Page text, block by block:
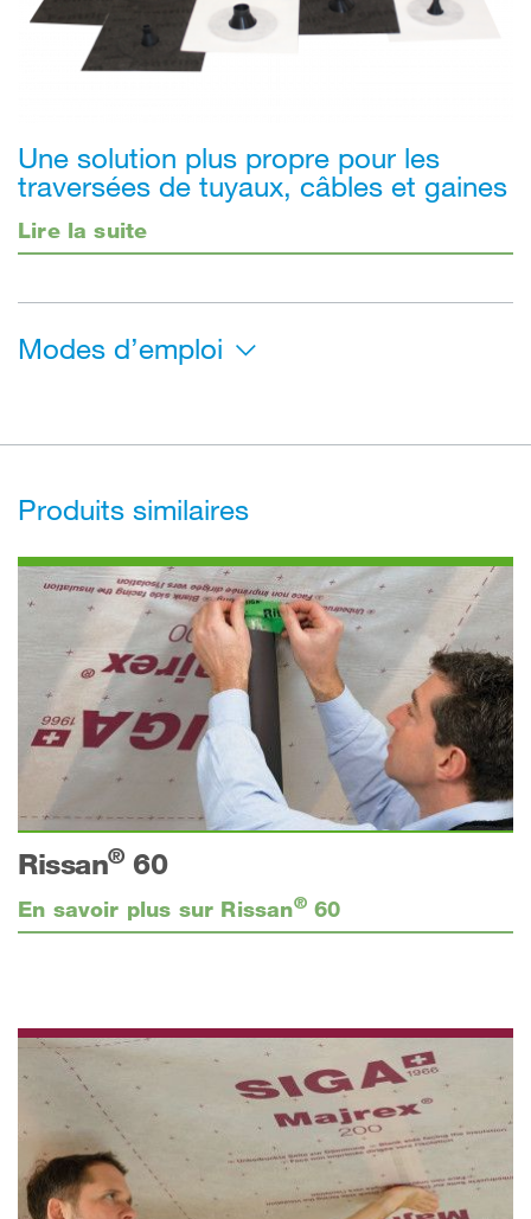
Une solution plus propre pour les
traversées de tuyaux, câbles et gaines
Lire la suite
Modes d’emploi
Produits similaires
Rissan®60
En savoir plus sur Rissan®60